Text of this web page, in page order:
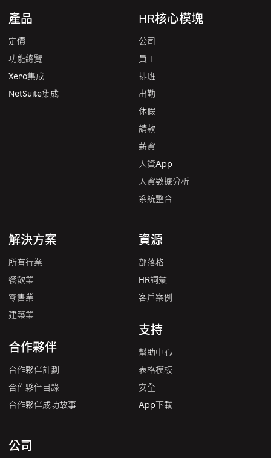
產品
定價
功能總覽
Xero集成
NetSuite集成
HR核心模塊
公司
員工
排班
出勤
休假
請款
薪資
人資App
人資數據分析
系統整合
解決方案
所有行業
餐飲業
零售業
建築業
合作夥伴
合作夥伴計劃
合作夥伴目錄
合作夥伴成功故事
資源
部落格
HR詞彙
客戶案例
支持
幫助中心
表格模板
安全
App下載
公司